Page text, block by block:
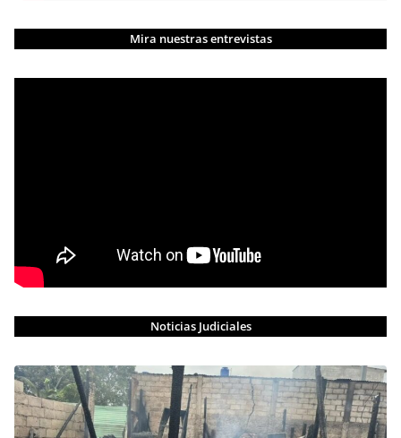
Mira nuestras entrevistas
Noticias Judiciales